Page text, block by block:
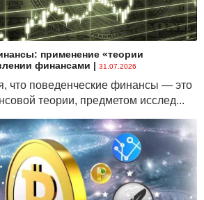
нормативов; независимые, не
направленные на
известных или разработку
размер ресурсов;
изменение
соответствии с принятой
является
метода
применение «теории
финансами | 31.07.2026
что поведенческие финансы — это
теории, предметом исслед...